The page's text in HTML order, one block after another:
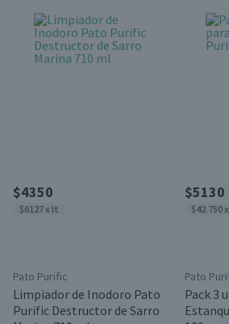
$4350
$6127 x lt
Pato Purific
Limpiador de Inodoro Pato
Purific Destructor de Sarro
$5130
$42.750
Pato
Pack 3